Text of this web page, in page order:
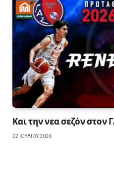
Και την νεα σεζόν στον
22 ΙΟΥΛΊΟΥ 2026